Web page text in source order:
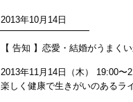
2013年10月14日
【 告知 】恋愛・結婚がうまく
2013年11月14日（木） 19:00
楽しく健康で生きがいのあるラ